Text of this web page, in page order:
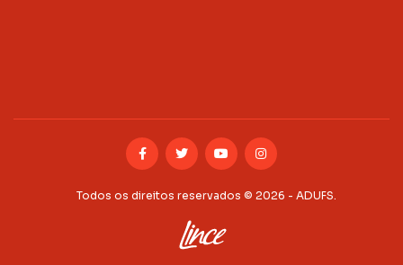
Todos os direitos reservados © 2026 - ADUFS.